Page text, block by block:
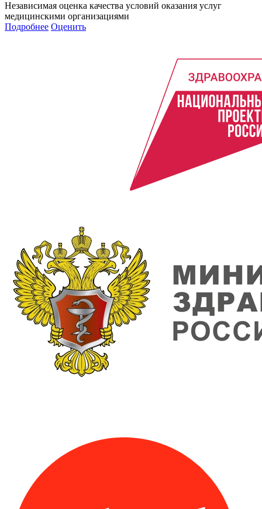
Независимая оценка качества условий оказания услуг
медицинскими организациями
Подробнее Оценить